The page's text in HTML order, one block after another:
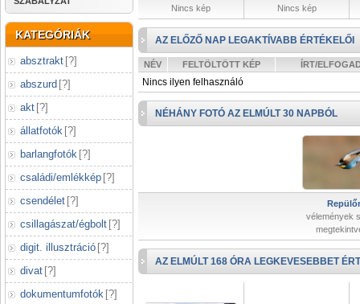
KATEGÓRIÁK
absztrakt [?]
abszurd [?]
akt [?]
állatfotók [?]
barlangfotók [?]
családi/emlékkép [?]
csendélet [?]
csillagászat/égbolt [?]
digit. illusztráció [?]
divat [?]
dokumentumfotók [?]
Nincs kép Nincs kép
AZ ELŐZŐ NAP LEGAKTÍVABB ÉRTÉKELŐI
NÉV FELTÖLTÖTT KÉP ÍRT/
Nincs ilyen felhasználó
NÉHÁNY FOTÓ AZ ELMÚLT 30 NAPBÓL
vélemények
AZ ELMÚLT 168 ÓRA LEGKEVESEBBET